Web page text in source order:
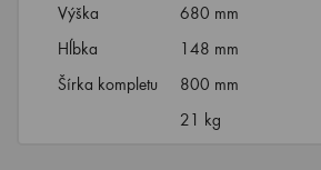
Výška
680 mm
Hĺbka
148 mm
Šírka kompletu
800 mm
21 kg